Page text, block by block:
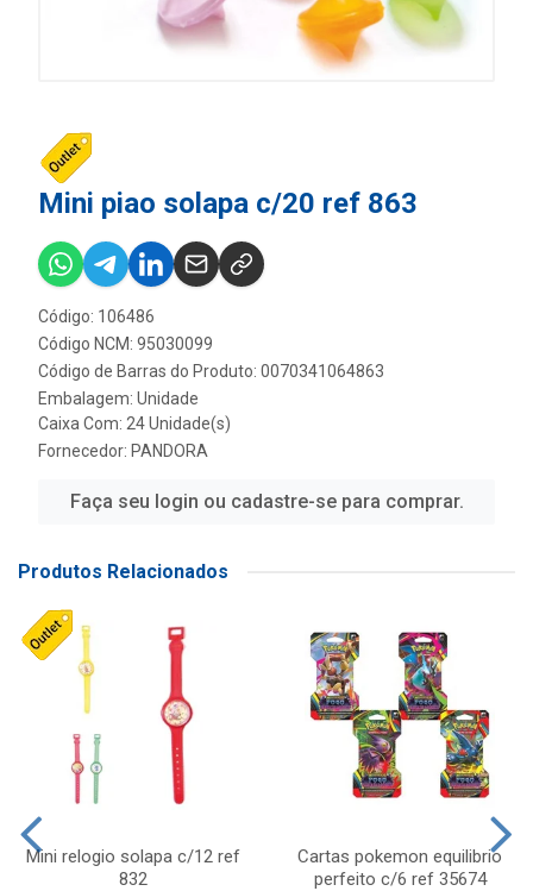
Mini piao solapa c/20 ref 863
Código: 106486
Código NCM: 95030099
Código de Barras do Produto: 0070341064863
Embalagem: Unidade
Caixa Com: 24 Unidade(s)
Fornecedor: PANDORA
Faça seu login ou cadastre-se para comprar.
Produtos Relacionados
Mini relogio solapa c/12 ref
832
Cartas pokemon equilibrio
perfeito c/6 ref 35674